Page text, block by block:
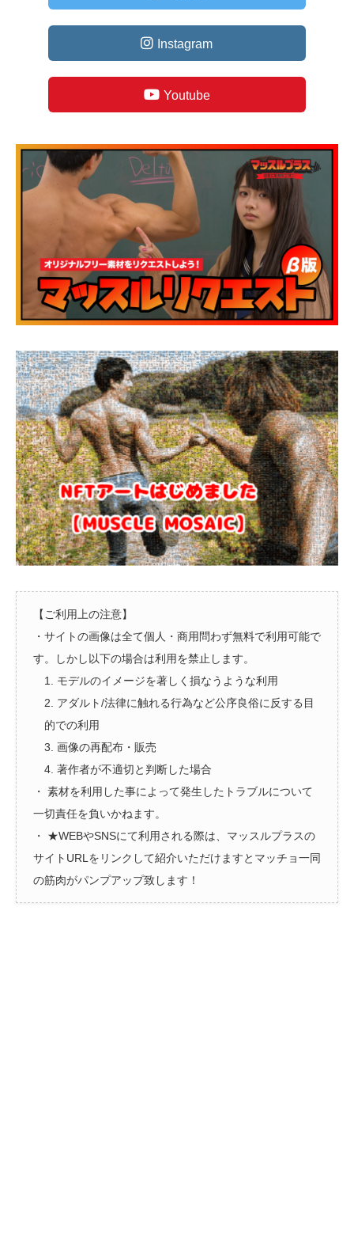
Instagram
Youtube
【ご利用上の注意】
・サイトの画像は全て個人・商用問わず無料で利用可能で
す。しかし以下の場合は利用を禁止します。
1. モデルのイメージを著しく損なうような利用
2. アダルト/法律に触れる行為など公序良俗に反する目
的での利用
3. 画像の再配布・販売
4. 著作者が不適切と判断した場合
・ 素材を利用した事によって発生したトラブルについて
一切責任を負いかねます。
・ ★WEBやSNSにて利用される際は、マッスルプラスの
サイトURLをリンクして紹介いただけますとマッチョ一同
の筋肉がパンプアップ致します！